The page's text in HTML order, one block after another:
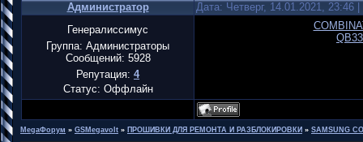
Администратор
Дата: Четверг, 14.01.2021,
Генералиссимус
Группа: Администраторы
Сообщений: 5928
Репутация: 4
Статус: Оффлайн
MegaФорум » GSMegavolt » ПРОШИВКИ ДЛЯ РЕМОНТА И РАЗБЛОКИРОВКИ » SAMSUNG